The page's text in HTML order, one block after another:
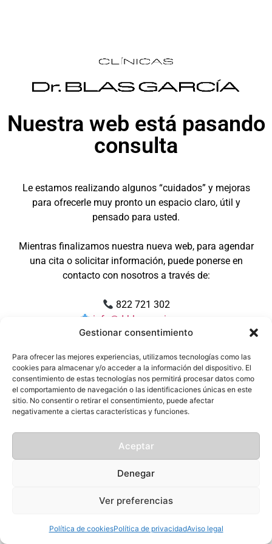
Gestionar consentimiento
Para ofrecer las mejores experiencias, utilizamos tecnologías como las
cookies para almacenar y/o acceder a la información del dispositivo. El
consentimiento de estas tecnologías nos permitirá procesar datos como
el comportamiento de navegación o las identificaciones únicas en este
sitio. No consentir o retirar el consentimiento, puede afectar
negativamente a ciertas características y funciones.
Aceptar
Denegar
Ver preferencias
Política de cookiesPolítica de privacidadAviso legal
Nuestra web está pasando
consulta
Le estamos realizando algunos “cuidados” y mejoras
para ofrecerle muy pronto un espacio claro, útil y
pensado para usted.
Mientras finalizamos nuestra nueva web, para agendar
una cita o solicitar información, puede ponerse en
contacto con nosotros a través de:
822 721 302
info@drblasgarcia.com
nosotros.